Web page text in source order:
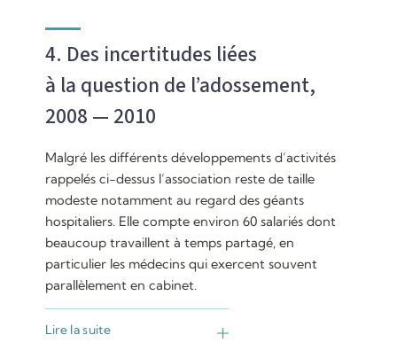
4. Des incertitudes liées
à la question de l’adossement,
2008 — 2010
Malgré les différents développements d’activités
rappelés ci-dessus l’association reste de taille
modeste notamment au regard des géants
hospitaliers. Elle compte environ 60 salariés dont
beaucoup travaillent à temps partagé, en
particulier les médecins qui exercent souvent
parallèlement en cabinet.
Lire la suite